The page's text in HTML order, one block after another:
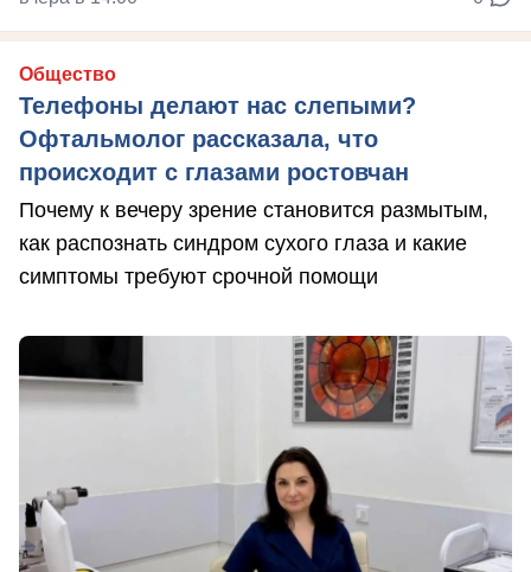
Общество
Телефоны делают нас слепыми?
Офтальмолог рассказала, что
происходит с глазами ростовчан
Почему к вечеру зрение становится размытым,
как распознать синдром сухого глаза и какие
симптомы требуют срочной помощи